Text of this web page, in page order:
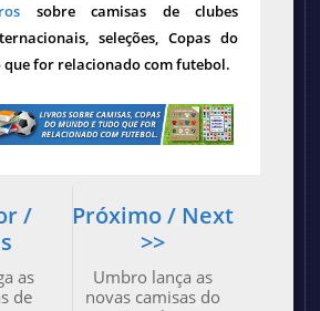
sobre camisas de clubes
seleções, Copas do
que for relacionado com futebol.
Próximo / Next
>>
Umbro lança as
novas camisas do
/
as
de